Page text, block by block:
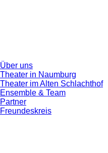
Über uns
Theater in Naumburg
Theater im Alten Schlachthof
Ensemble & Team
Partner
Freundeskreis